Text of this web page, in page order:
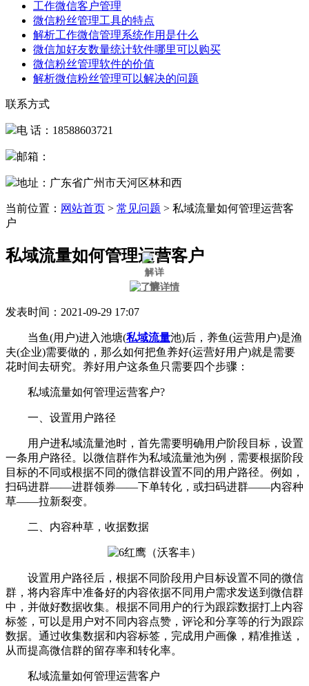
工作微信客户管理
微信粉丝管理工具的特点
解析工作微信管理系统作用是什么
微信加好友数量统计软件哪里可以购买
微信粉丝管理软件的价值
解析微信粉丝管理可以解决的问题
联系方式
电 话：18588603721
邮箱：
地址：广东省广州市天河区林和西
当前位置： 网站首页 > 常见问题 > 私域流量如何管理运营客
户
私域流量如何管理运营客户
发表时间：2021-09-29 17:07
当鱼(用户)进入池塘(私域流量池)后，养鱼(运营用户)是渔
夫(企业)需要做的，那么如何把鱼养好(运营好用户)就是需要
花时间去研究。养好用户这条鱼只需要四个步骤：
私域流量如何管理运营客户?
一、设置用户路径
用户进私域流量池时，首先需要明确用户阶段目标，设置
一条用户路径。以微信群作为私域流量池为例，需要根据阶段
目标的不同或根据不同的微信群设置不同的用户路径。例如，
扫码进群——进群领券——下单转化，或扫码进群——内容种
草——拉新裂变。
二、内容种草，收据数据
设置用户路径后，根据不同阶段用户目标设置不同的微信
群，将内容库中准备好的内容依据不同用户需求发送到微信群
中，并做好数据收集。根据不同用户的行为跟踪数据打上内容
标签，可以是用户对不同内容点赞，评论和分享等的行为跟踪
数据。通过收集数据和内容标签，完成用户画像，精准推送，
从而提高微信群的留存率和转化率。
私域流量如何管理运营客户